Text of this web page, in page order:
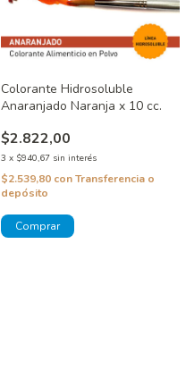
Colorante Hidrosoluble
Anaranjado Naranja x 10 cc.
$2.822,00
3 x $940,67 sin interés
$2.539,80 conTransferencia o
depósito